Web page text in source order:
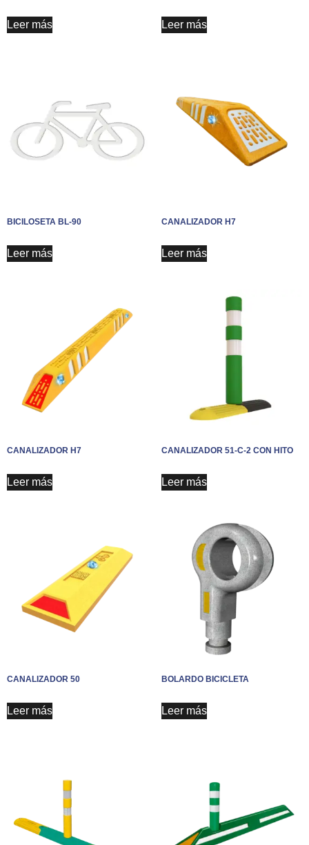
Leer más Leer más
BICILOSETA BL-90
Leer más
CANALIZADOR H7
Leer más
CANALIZADOR H7
Leer más
CANALIZADOR 51-C-2 CON HITO
Leer más
CANALIZADOR 50
Leer más
BOLARDO BICICLETA
Leer más